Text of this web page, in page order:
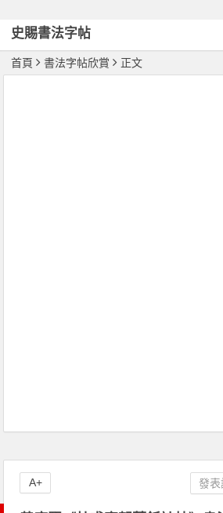
史賜書法字帖
首頁 書法字帖欣賞 正文
發表
A+